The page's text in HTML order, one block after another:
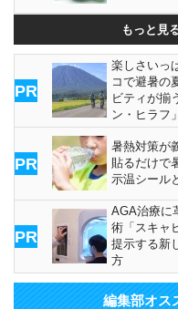
もっと見
PR
楽しさいっ
コで避暑の
ビティが揃
ン・ヒラフ
PR
暑熱対策が
貼るだけで
示温シール
PR
AGA治療に
術「スキャ
提示する新
方
編集部オス